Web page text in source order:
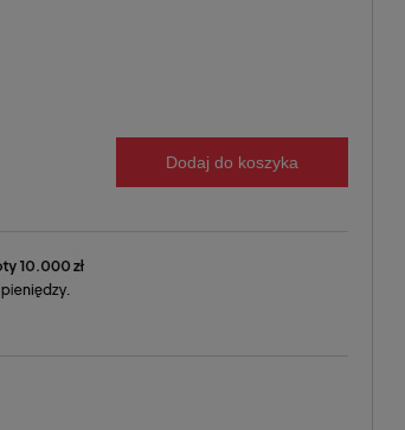
Dodaj do koszyka